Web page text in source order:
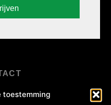
toestemming
- 47 30 88